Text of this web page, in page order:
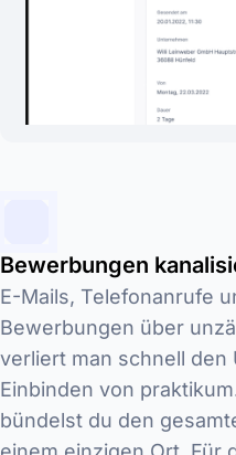
Bewerbungen
E-Mails, Telefonanrufe
Bewerbungen über
verliert man schnell den
Einbinden von
bündelst du den